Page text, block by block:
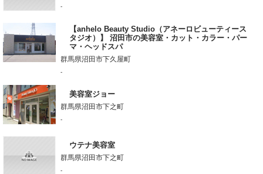
-
【anhelo Beauty Studio（アネーロビューティース
タジオ）】 沼田市の美容室・カット・カラー・パー
マ・ヘッドスパ
群馬県沼田市下久屋町
-
美容室ジョー
群馬県沼田市下之町
-
ウテナ美容室
群馬県沼田市下之町
-